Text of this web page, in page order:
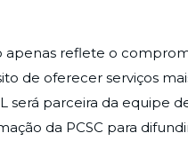
apenas reflete o
de oferecer serviços
será parceira da equipe
da PCSC para